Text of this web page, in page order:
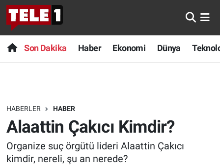
Son Dakika Haber Ekonomi Dünya
HABERLER HABER
Alaattin Çakıcı Kimdir?
Organize suç örgütü lideri Alaattin Çakıcı
kimdir, nereli, şu an nerede?
Anında Manşet
Başka Sohbetler
Bilim turu
Bilim ve Teknoloji Evreni
Doğa Konuşuyor
Son Dakika
Haber
Dünya
Sağlık
Nöbetçi Eczaneler
Hava Durumu
Trafik Durumu
Süper Lig Puan Durumu ve Fikstür
Tüm Manşetler